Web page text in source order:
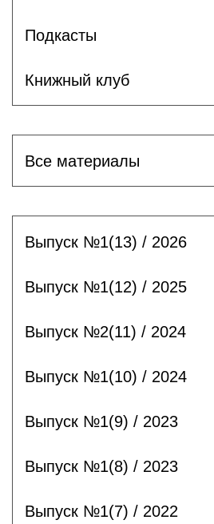
Подкасты
Книжный клуб
Все материалы
Выпуск №1(13) / 2026
Выпуск №1(12) / 2025
Выпуск №2(11) / 2024
Выпуск №1(10) / 2024
Выпуск №1(9) / 2023
Выпуск №1(8) / 2023
Выпуск №1(7) / 2022